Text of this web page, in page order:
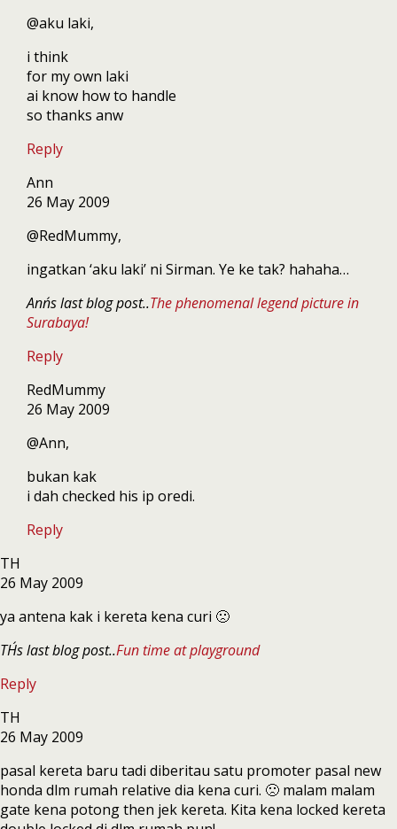
@aku laki,
i think
for my own laki
ai know how to handle
so thanks anw
Reply
Ann
26 May 2009
@RedMummy,
ingatkan ‘aku laki’ ni Sirman. Ye ke tak? hahaha…
Ann´s last blog post..The phenomenal legend picture in
Surabaya!
Reply
RedMummy
26 May 2009
@Ann,
bukan kak
i dah checked his ip oredi.
Reply
TH
26 May 2009
ya antena kak i kereta kena curi 🙁
TH´s last blog post..Fun time at playground
Reply
TH
26 May 2009
pasal kereta baru tadi diberitau satu promoter pasal new
honda dlm rumah relative dia kena curi. 🙁 malam malam
gate kena potong then jek kereta. Kita kena locked kereta